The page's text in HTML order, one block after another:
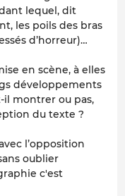
lequel, dit
les poils des bras
d’horreur)…
en scène, à elles
développements
il montrer ou pas,
du texte ?
l’opposition
oublier
c'est